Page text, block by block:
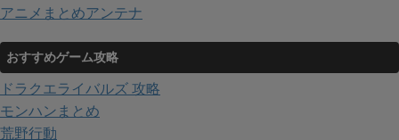
アニメまとめアンテナ
おすすめゲーム攻略
ドラクエライバルズ 攻略
モンハンまとめ
荒野行動